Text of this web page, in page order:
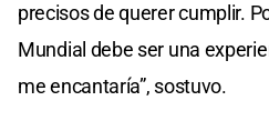
precisos de querer cumplir.
Mundial debe ser una
me encantaría”, sostuvo.